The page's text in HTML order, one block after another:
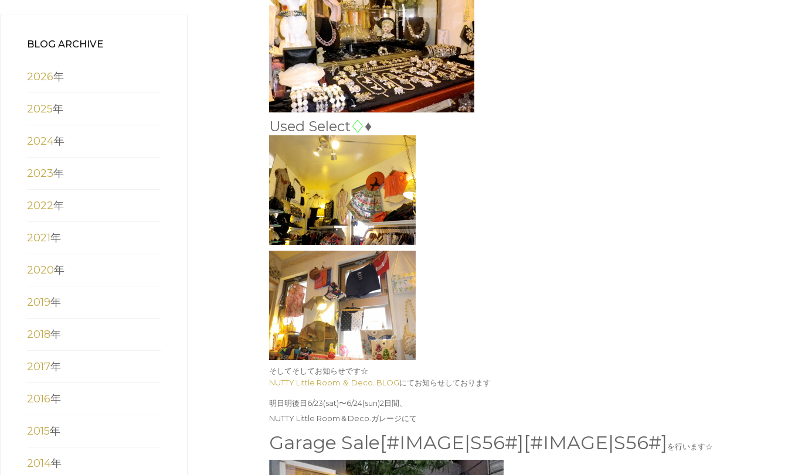
Used Select♢♦
そしてそしてお知らせです☆
NUTTY Little Room ＆ Deco. BLOGにてお知らせしております
明日明後日6/23(sat)〜6/24(sun)2日間、
NUTTY Little Room＆Deco.ガレージにて
Garage Sale[#IMAGE|S56#][#IMAGE|S56#] を行います☆
BLOG ARCHIVE
2026年
2025年
2024年
2023年
2022年
2021年
2020年
2019年
2018年
2017年
2016年
2015年
2014年